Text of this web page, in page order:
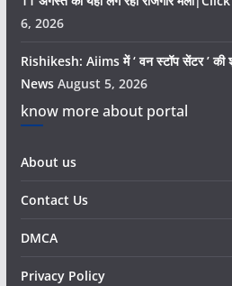
6, 2026
Rishikesh: Aiims में ‘ वन स्टॉप सेंटर ’
News August 5, 2026
know more about portal
About us
Contact Us
DMCA
Privacy Policy